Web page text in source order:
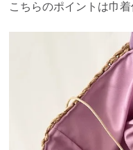
こちらのポイントは巾着